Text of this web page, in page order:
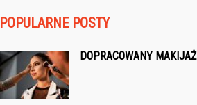
POPULARNE POSTY
DOPRACOWANY MAKIJAŻ